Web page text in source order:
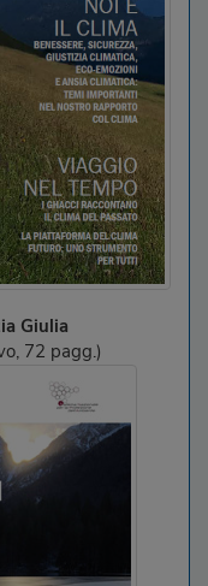
Giulia
72 pagg.)